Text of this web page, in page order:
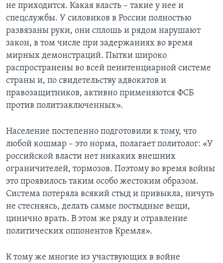
не приходится. Какая власть – такие у нее и
спецслужбы. У силовиков в России полностью
развязаны руки, они сплошь и рядом нарушают
закон, в том числе при задержаниях во время
мирных демонстраций. Пытки широко
распространены во всей пенитенциарной системе
страны и, по свидетельству адвокатов и
правозащитников, активно применяются ФСБ
против политзаключенных».
Население постепенно подготовили к тому, что
любой кошмар – это норма, полагает политолог: «У
российской власти нет никаких внешних
ограничителей, тормозов. Поэтому во время войны
это проявилось таким особо жестоким образом.
Система потеряла всякий стыд и привыкла, ничуть
не стесняясь, делать самые постыдные вещи,
цинично врать. В этом же ряду и отравление
политических оппонентов Кремля».
К тому же многие из участвующих в войне